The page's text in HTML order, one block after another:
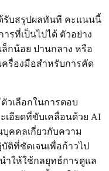
รับสรุปผลทันที คะแนนนี้
รที่เป็นไปได้ ตัวอย่าง
ล็กน้อย ปานกลาง หรือ
ครื่องมือสำหรับการคัด
เลือกในการตอบ
เอียดที่ขับเคลื่อนด้วย AI
คคลเกี่ยวกับความ
ที่ชัดเจนเพื่อก้าวไป
ำให้ใช้กลยุทธ์การดูแล